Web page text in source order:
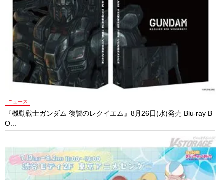
ニュース
『機動戦士ガンダム 復讐のレクイエム』8月26日(水)発売 Blu-ray B
O...